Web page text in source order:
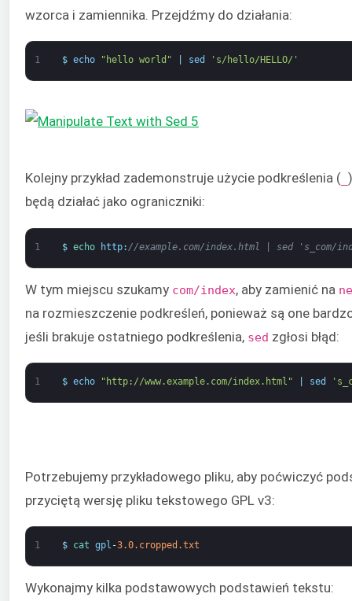
wzorca i zamiennika. Przejdźmy do działania:
1 $ echo "hello world" sed 's/hello/HELLO/'
Kolejny przykład zademonstruje użycie podkreślenia (
będą działać jako ograniczniki:
1 $ echo http: //example.com/index.html | sed 's_com/
W tym miejscu szukamy com/index, aby zamienić na
na rozmieszczenie podkreśleń, ponieważ są one
jeśli brakuje ostatniego podkreślenia, sed zgłosi błąd:
1 $ echo "http://www.example.com/index.html" sed
Potrzebujemy przykładowego pliku, aby poćwiczyć
przyciętą wersję pliku tekstowego GPL v3:
1 $ cat gpl -3.0.cropped.txt
Wykonajmy kilka podstawowych podstawień tekstu: